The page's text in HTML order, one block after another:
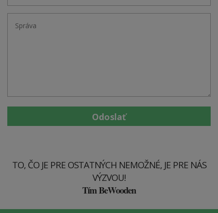
Odoslať
TO, ČO JE PRE OSTATNÝCH NEMOŽNÉ, JE PRE NÁS
VÝZVOU!
Tím BeWooden